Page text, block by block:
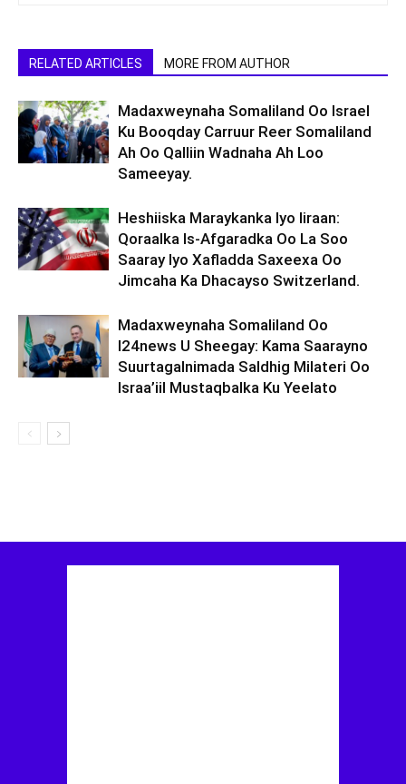
RELATED ARTICLES MORE FROM AUTHOR
Madaxweynaha Somaliland Oo Israel
Ku Booqday Carruur Reer Somaliland
Ah Oo Qalliin Wadnaha Ah Loo
Sameeyay.
Heshiiska Maraykanka Iyo Iiraan:
Qoraalka Is-Afgaradka Oo La Soo
Saaray Iyo Xafladda Saxeexa Oo
Jimcaha Ka Dhacayso Switzerland.
Madaxweynaha Somaliland Oo
I24news U Sheegay: Kama Saarayno
Suurtagalnimada Saldhig Milateri Oo
Israa’iil Mustaqbalka Ku Yeelato